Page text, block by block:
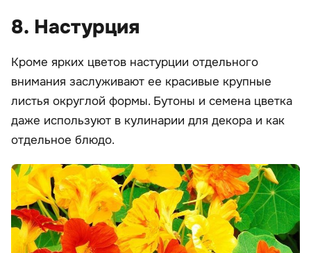
8. Настурция
Кроме ярких цветов настурции отдельного
внимания заслуживают ее красивые крупные
листья округлой формы. Бутоны и семена цветка
даже используют в кулинарии для декора и как
отдельное блюдо.